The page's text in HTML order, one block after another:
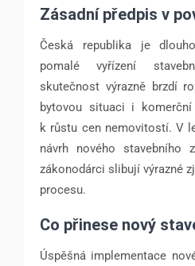
Zásadní předpis v
Česká republika je
pomalé vyřízení
skutečnost výrazně brzdí
bytovou situaci i
k růstu cen nemovitostí. V
návrh nového stavebního
zákonodárci slibují výrazné
procesu.
Co přinese nový
Úspěšná implementace